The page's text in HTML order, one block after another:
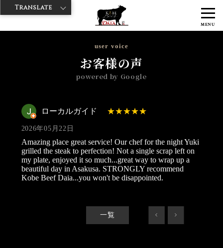
MENU
神戸牛ダイヤ > 神戸牛ダイア 浅草楽天地店
ロー
user voice
お客様の声
powered by Google
ローカルガイド
2026年05月22日
Amazing place great service! Our chef for the night Yuki
grilled the steak to perfection! Not a single scrap left on
my plate, enjoyed it so much...great way to wrap up a
beautiful day in Asakusa. STRONGLY recommend
Kobe Beef Daia...you won't be disappointed.
一覧 < >
Translate